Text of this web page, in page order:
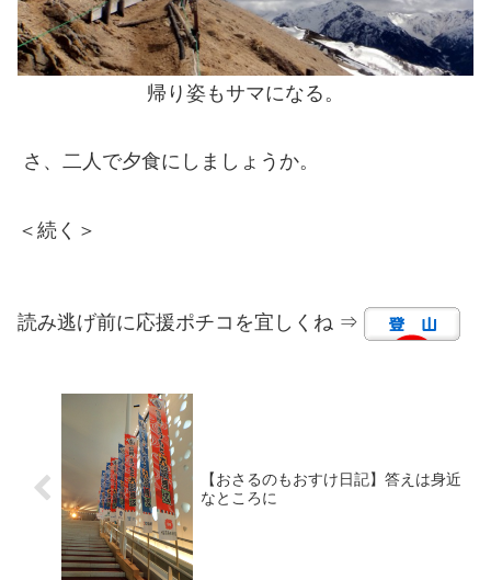
帰り姿もサマになる。
さ、二人で夕食にしましょうか。
＜続く＞
読み逃げ前に応援ポチコを宜しくね ⇒
【おさるのもおすけ日記】答えは身近
なところに